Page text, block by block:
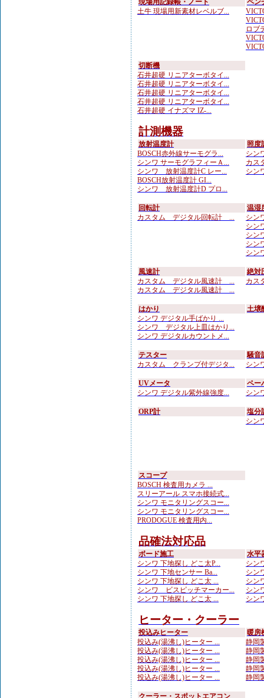
現場用記録帳・ノート
土牛 現場用新素材レベルブ...
ペン
ロブ
切断機
石井超硬 リニアターボタイ...
石井超硬 リニアターボタイ...
石井超硬 リニアターボタイ...
石井超硬 リニアターボタイ...
石井超硬 イナズマ IZ-...
計測機器
放射温度計
BOSCH赤外線サーモグラ...
シンワ サーモグラフィーＡ...
シンワ 放射温度計C レー...
BOSCH放射温度計 GI...
シンワ 放射温度計D プロ...
照度
シン
カス
シン
回転計
カスタム デジタル回転計 ...
温湿
シン
シン
シン
シン
シン
風速計
カスタム デジタル風速計 ...
カスタム デジタル風速計 ...
絶対
カス
はかり
シンワ デジタル手ばかり ...
シンワ デジタル上皿はかり...
シンワ デジタルカウントメ...
土壌
テスター
カスタム クランプ付デジタ...
騒音
シン
UVメータ
シンワ デジタル紫外線強度...
ペー
シン
ORP計
塩分
シン
スコープ
BOSCH 検査用カメラ ...
スリーアール スマホ接続式...
シンワ モニタリングスコー...
シンワ モニタリングスコー...
PRODOGUE 検査用内...
品確法対応品
ボード施工
シンワ 下地探し どこ太P...
シンワ 下地センサー Ba...
シンワ 下地探し どこ太 ...
シンワ ビスピッチマーカー...
シンワ 下地探し どこ太 ...
水平
シン
シン
シン
シン
シン
ヒーター・クーラー
投込みヒーター
投込み(湯沸し)ヒーター ...
投込み(湯沸し)ヒーター ...
投込み(湯沸し)ヒーター ...
投込み(湯沸し)ヒーター ...
投込み(湯沸し)ヒーター ...
暖房
静岡
静岡
静岡
静岡
静岡
クーラー・スポットエアコン